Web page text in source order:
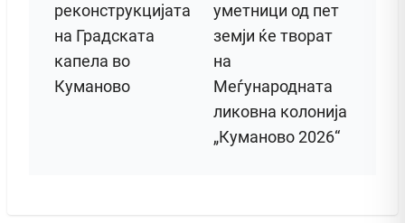
реконструкцијата
на Градската
капела во
Куманово
уметници од пет
земји ќе творат
на
Меѓународната
ликовна колонија
„Куманово 2026“